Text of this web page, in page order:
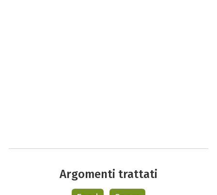
Argomenti trattati